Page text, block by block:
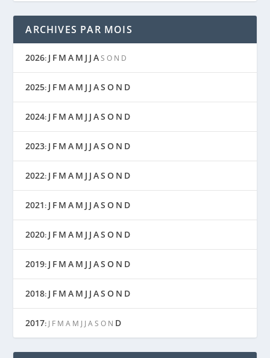
ARCHIVES PAR MOIS
2026: J F M A M J J A S O N D
2025: J F M A M J J AS O N D
2024: J F M A M J J AS O N D
2023: J F M A M J J AS O N D
2022: J F M A M J J AS O N D
2021: J F M A M J J AS O N D
2020: J F M A M J J AS O N D
2019: J F M A M J J AS O N D
2018: J F M A M J J AS O N D
2017: J F M A M J J A S O N D